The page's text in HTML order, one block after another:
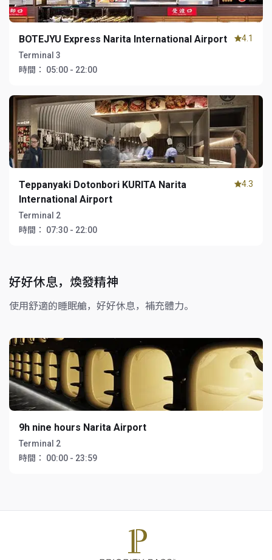
BOTEJYU Express Narita International Airport
Terminal 3
時間：
05:00 - 22:00
4.1
Teppanyaki Dotonbori KURITA Narita
International Airport
Terminal 2
時間：
07:30 - 22:00
4.3
好好休息，煥發精神
使用舒適的睡眠艙，好好休息，補充體力。
9h nine hours Narita Airport
Terminal 2
時間：
00:00 - 23:59